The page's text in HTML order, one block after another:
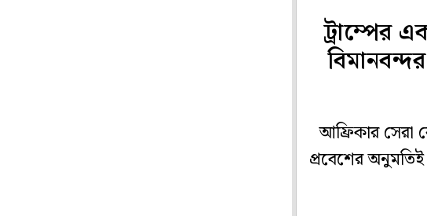
ট্রাম্পের
আফ্রিকার
প্রবেশের